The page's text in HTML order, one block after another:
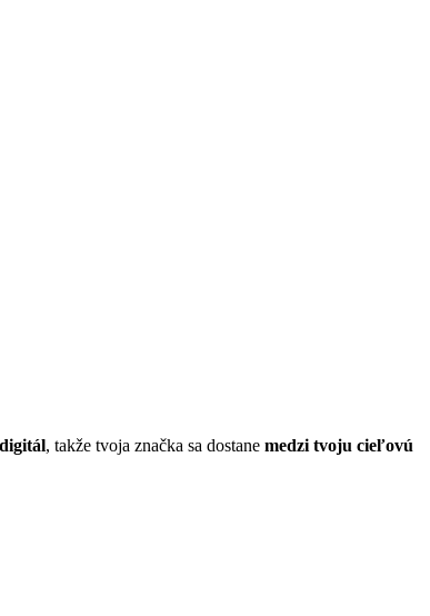
, takže tvoja značka sa dostane medzi tvoju cieľovú